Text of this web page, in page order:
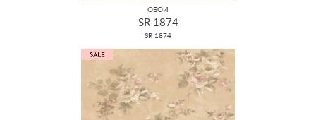
ОБОИ
SR 1874
SR 1874